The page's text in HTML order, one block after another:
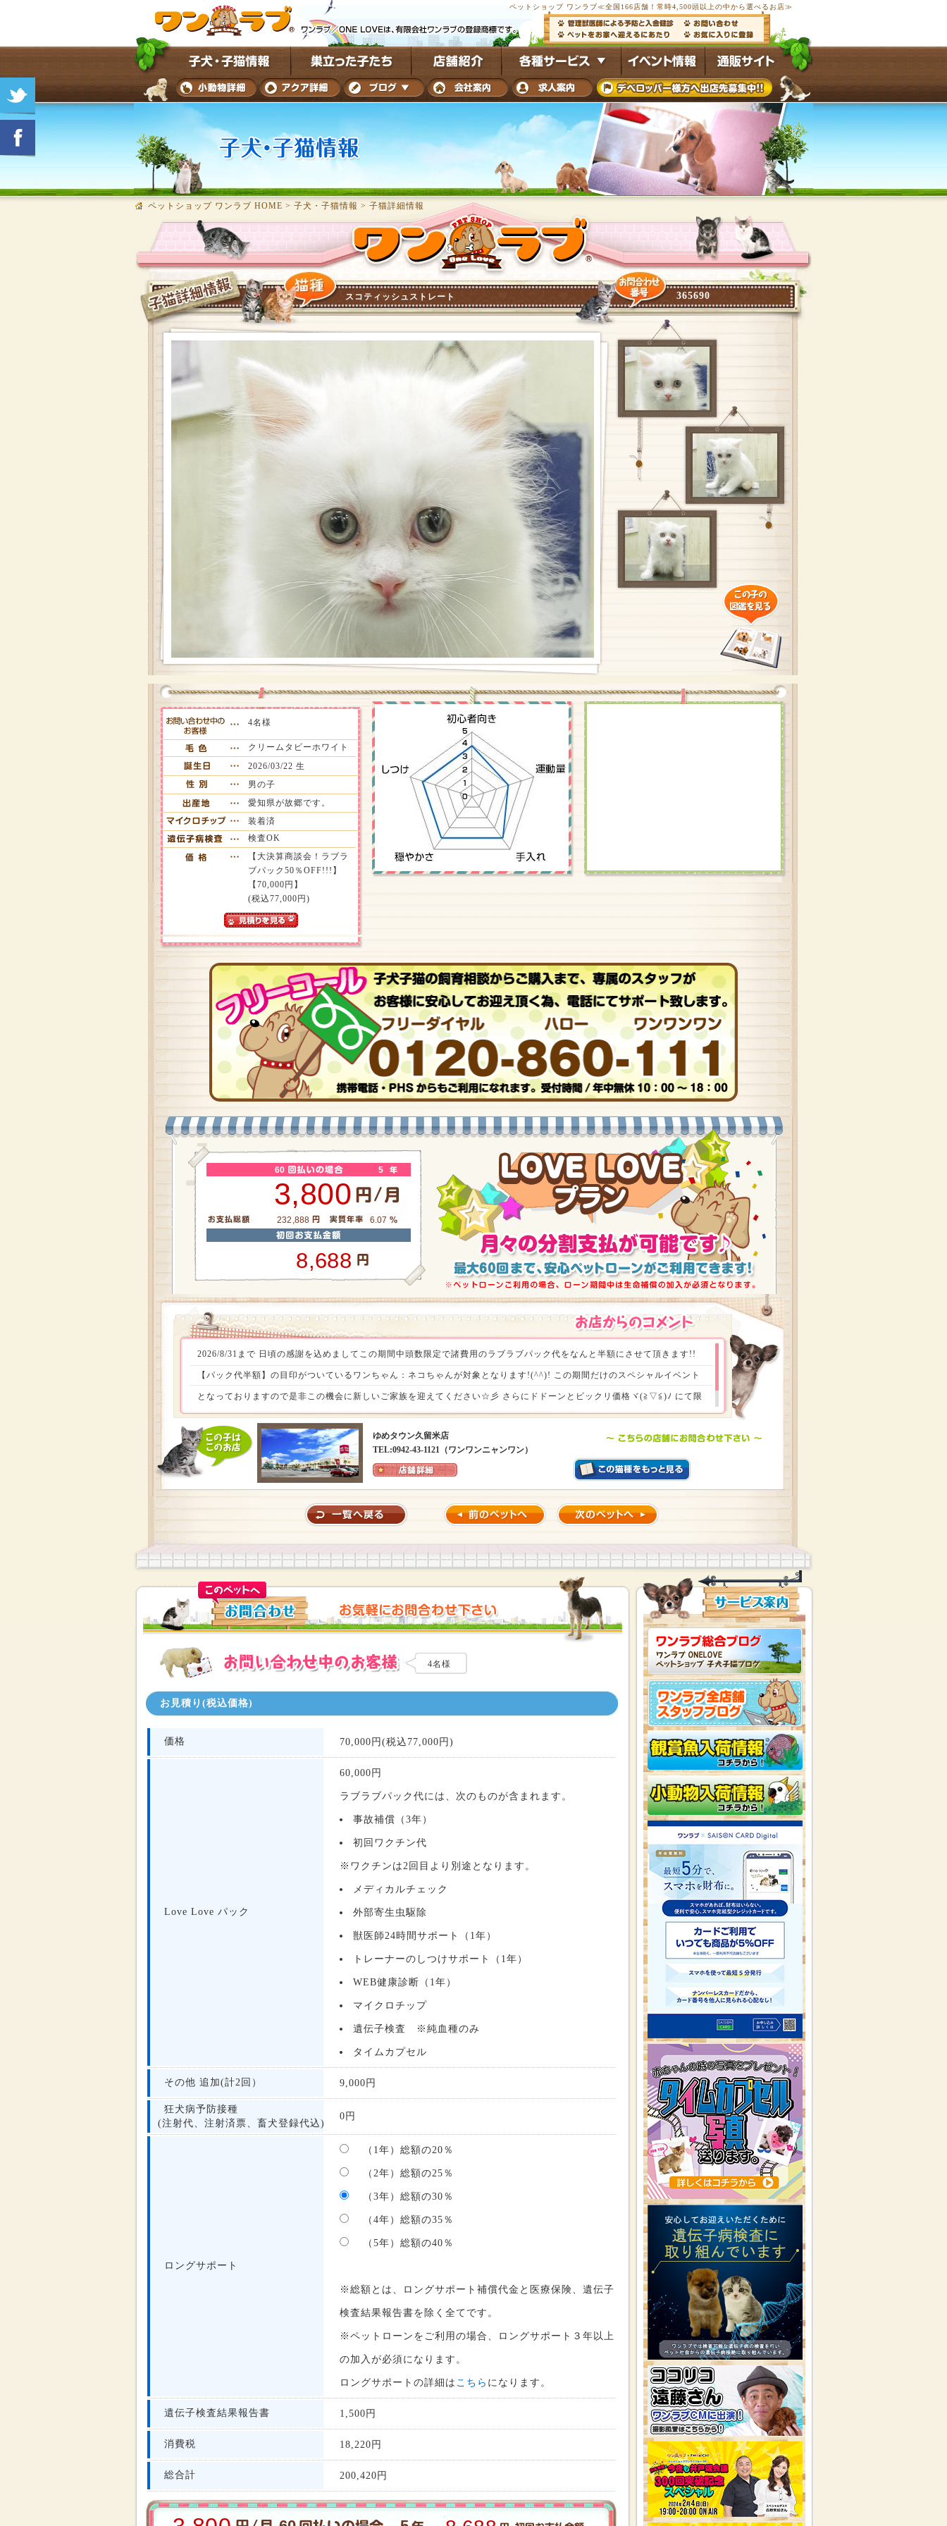
ペットショップ ワンラブ≪全国166店舗！常時4,500頭以上の中から選べるお店≫
ペットショップ ワンラブ HOME > 子犬・子猫情報 > 子猫詳細情報
スコティッシュストレート 365690
4名様
クリームタビーホワイト
2026/03/22 生
男の子
愛知県が故郷です。
装着済
検査OK
【大決算商談会！ラブラ
ブパック50％OFF!!!】
【70,000円】
(税込77,000円)
60 5
3,800
232,888 6.07
8,688
2026/8/31まで 日頃の感謝を込めましてこの期間中頭数限定で諸費用のラブラブパック代をなんと半額にさせて頂きます!!
【パック代半額】の目印がついているワンちゃん：ネコちゃんが対象となります!(^^)! この期間だけのスペシャルイベント
となっておりますので是非この機会に新しいご家族を迎えてください☆彡 さらにドドーンとビックリ価格ヾ(≧▽≦)ﾉ にて限
定頭数お迎えしやすい価格でお待ちいたしております。（税込77,000円）
ゆめタウン久留米店
TEL:0942-43-1121（ワンワンニャンワン）
4名様
お見積り(税込価格)
価格 70,000円(税込77,000円)
Love Love パック
60,000 円
ラブラブパック代には、次のものが含まれます。
事故補償（3年）
初回ワクチン代
※ワクチンは2回目より別途となります。
メディカルチェック
外部寄生虫駆除
獣医師24時間サポート（1年）
トレーナーのしつけサポート（1年）
WEB健康診断（1年）
マイクロチップ
遺伝子検査 ※純血種のみ
タイムカプセル
その他 追加(計2回） 9,000 円
狂犬病予防接種
(注射代、注射済票、畜犬登録代込)
0 円
ロングサポート
（1年）総額の20％
（2年）総額の25％
（3年）総額の30％
（4年）総額の35％
（5年）総額の40％
※総額とは、ロングサポート補償代金と医療保険、遺伝子
検査結果報告書を除く全てです。
※ペットローンをご利用の場合、ロングサポート３年以上
の加入が必須になります。
ロングサポートの詳細は こちら になります。
遺伝子検査結果報告書 1,500円
消費税 18,220 円
総合計 200,420 円